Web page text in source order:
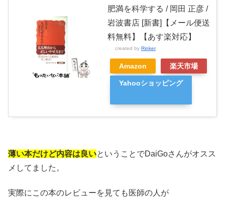
肥満を科学する / 岡田 正彦 /
岩波書店 [新書]【メール便送
料無料】【あす楽対応】
created by Rinker
Amazon 楽天市場
Yahooショッピング
薄い本だけど内容は良いということでDaiGoさんがオスス
メしてました。
実際にこの本のレビューを見ても医師の人が